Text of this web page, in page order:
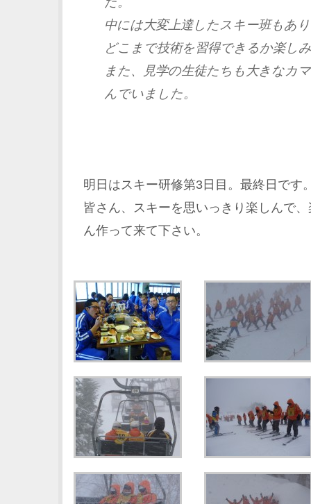
中には大変上達したスキー班もあ
どこまで技術を習得できるか楽し
また、見学の生徒たちも大きなカ
んでいました。
明日はスキー研修第3日目。最終日です
皆さん、スキーを思いっきり楽しんで
ん作って来て下さい。